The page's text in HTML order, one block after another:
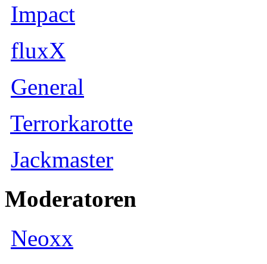
Impact
fluxX
General
Terrorkarotte
Jackmaster
Moderatoren
Neoxx